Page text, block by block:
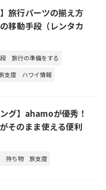
】旅行パーツの揃え方
動手段（レンタカ
旅行の準備をする
支度 ハワイ情報
ング】ahamoが優秀！
そのまま使える便利
持ち物 旅支度